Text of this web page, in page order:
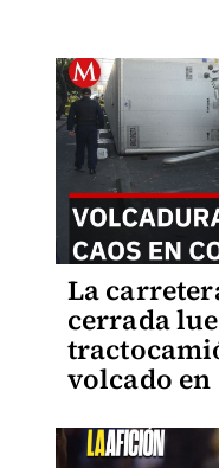
La
cerrada
volcado